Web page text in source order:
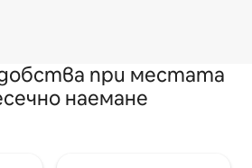
при местата
наемане